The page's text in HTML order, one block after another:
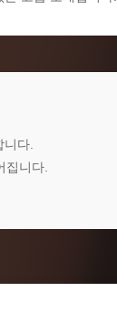
다.
니다.